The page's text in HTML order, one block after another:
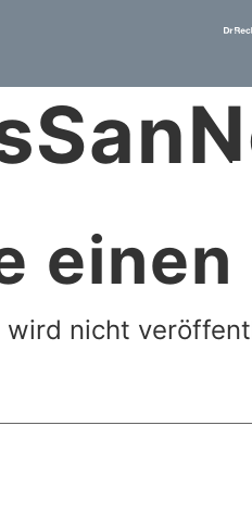
wird nicht